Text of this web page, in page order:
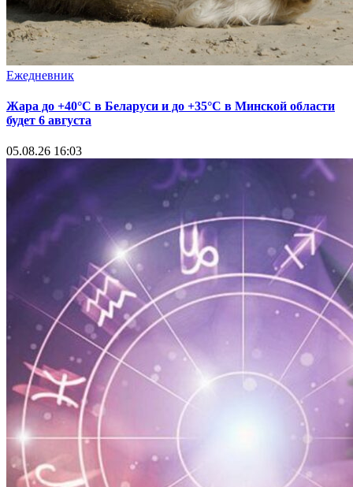
Ежедневник
Жара до +40°С в Беларуси и до +35°С в Минской области
будет 6 августа
05.08.26 16:03